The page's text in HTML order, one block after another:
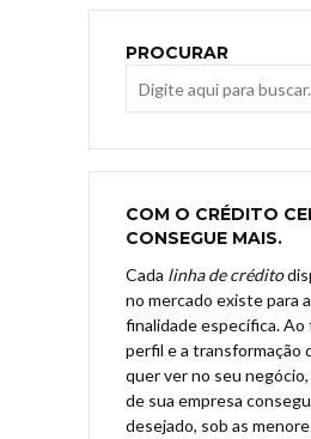
PROCURAR
COM O CRÉDITO
CONSEGUE MAIS.
Cada linha de crédito
no mercado existe para
finalidade específica. Ao
perfil e a transformação
quer ver no seu
de sua empresa
desejado, sob as